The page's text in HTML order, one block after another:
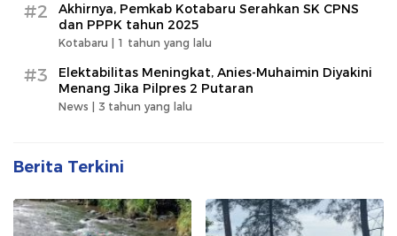
#2
Akhirnya, Pemkab Kotabaru Serahkan SK CPNS
dan PPPK tahun 2025
Kotabaru | 1 tahun yang lalu
#3
Elektabilitas Meningkat, Anies-Muhaimin Diyakini
Menang Jika Pilpres 2 Putaran
News | 3 tahun yang lalu
Berita Terkini